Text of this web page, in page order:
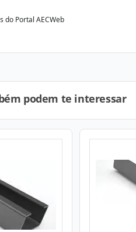
do Portal AECWeb
podem te interessar